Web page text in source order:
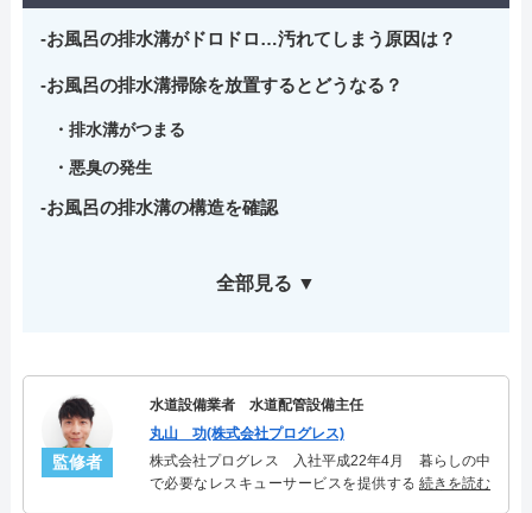
お風呂の排水溝がドロドロ…汚れてしまう原因は？
お風呂の排水溝掃除を放置するとどうなる？
排水溝がつまる
悪臭の発生
お風呂の排水溝の構造を確認
全部見る ▼
監修者
水道設備業者 水道配管設備主任
丸山 功(株式会社プログレス)
株式会社プログレス 入社平成22年4月 暮らしの中
で必要なレスキューサービスを提供する株式会社プ
続きを読む